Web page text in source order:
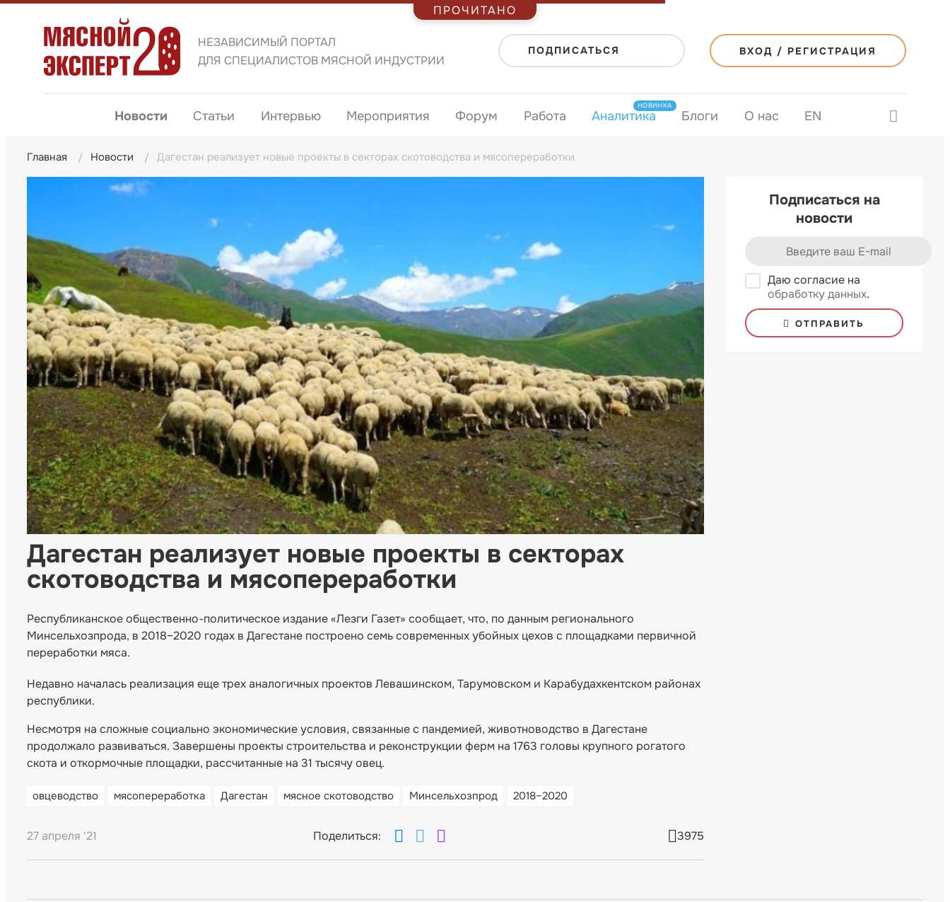
НЕЗАВИСИМЫЙ ПОРТАЛ
ДЛЯ СПЕЦИАЛИСТОВ МЯСНОЙ ИНДУСТРИИ
ПОДПИСАТЬСЯ ВХОД / РЕГИСТРАЦИЯ
Новости Статьи Интервью Мероприятия Форум Работа Аналитика
НОВИНКА
Блоги О нас EN
Главная Новости Дагестан реализует новые проекты в секторах скотоводства и мясопереработки
Дагестан реализует новые проекты в секторах
скотоводства и мясопереработки
Республиканское общественно-политическое издание «Лезги Газет» сообщает, что, по данным регионального
Минсельхозпрода, в 2018–2020 годах в Дагестане построено семь современных убойных цехов с площадками первичной
переработки мяса.
Недавно началась реализация еще трех аналогичных проектов Левашинском, Тарумовском и Карабудахкентском районах
республики.
Несмотря на сложные социально экономические условия, связанные с пандемией, животноводство в Дагестане
продолжало развиваться. Завершены проекты строительства и реконструкции ферм на 1763 головы крупного рогатого
скота и откормочные площадки, рассчитанные на 31 тысячу овец.
овцеводство мясопереработка Дагестан мясное скотоводство Минсельхозпрод 2018–2020
27 апреля '21 Поделиться: 3975
Подписаться на
новости
Даю согласие на
обработку данных.
ОТПРАВИТЬ
ПРОЧИТАНО